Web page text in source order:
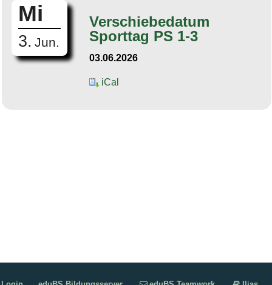
Mi
3. Jun.
Verschiebedatum
Sporttag PS 1-3
03.06.2026
iCal